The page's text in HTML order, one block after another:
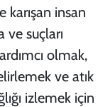
karışan insan
ve suçları
olmak,
ve atık
izlemek için